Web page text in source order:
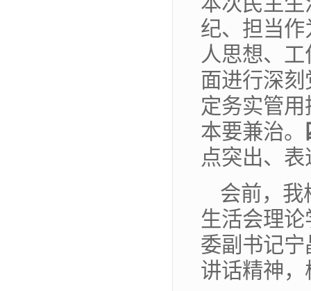
纪、担当
人思想、
面进行深
定务实管
本要兼治。
点突出、
会前，我
生活会理
委副书记
讲话精神